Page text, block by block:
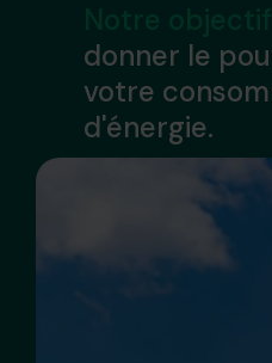
donner le
votre
d'énergie.